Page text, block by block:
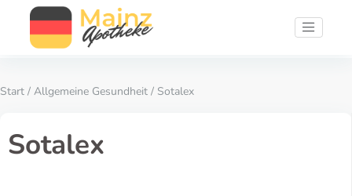
Start / Allgemeine Gesundheit / Sotalex
Sotalex